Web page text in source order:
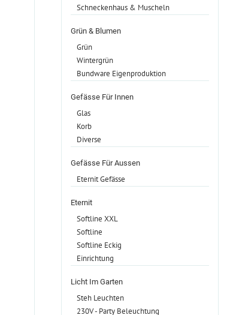
Schneckenhaus & Muscheln
Grün & Blumen
Grün
Wintergrün
Bundware Eigenproduktion
Gefässe Für Innen
Glas
Korb
Diverse
Gefässe Für Aussen
Eternit Gefässe
Eternit
Softline XXL
Softline
Softline Eckig
Einrichtung
Licht Im Garten
Steh Leuchten
230V - Party Beleuchtung